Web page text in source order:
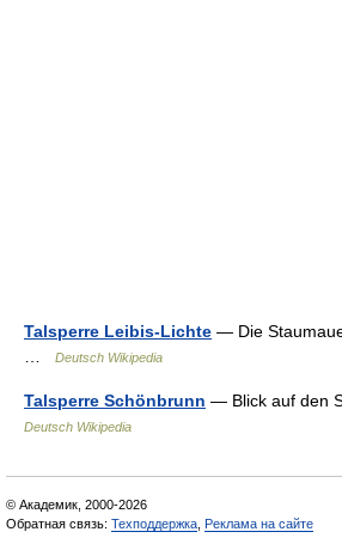
Talsperre Leibis-Lichte — Die
Deutsch Wikipedia
Talsperre Schönbrunn — Blick auf den
Deutsch Wikipedia
© Академик, 2000-2026
Обратная связь: Техподдержка Реклама на сайте